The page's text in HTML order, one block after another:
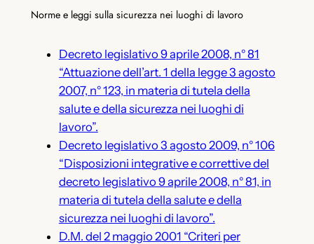
Norme e leggi sulla sicurezza nei luoghi di lavoro
Decreto legislativo 9 aprile 2008, n° 81
“Attuazione dell’art. 1 della legge 3 agosto
2007, n° 123, in materia di tutela della
salute e della sicurezza nei luoghi di
lavoro”.
Decreto legislativo 3 agosto 2009, n° 106
“Disposizioni integrative e correttive del
decreto legislativo 9 aprile 2008, n° 81, in
materia di tutela della salute e della
sicurezza nei luoghi di lavoro”.
D.M. del 2 maggio 2001 “Criteri per